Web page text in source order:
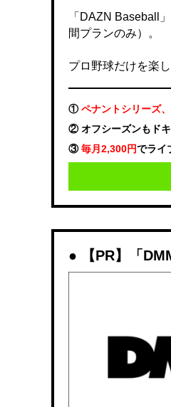
「DAZN Baseball」
間プランのみ）。
プロ野球だけを楽
①ペナントシリーズ
② オフシーズンもドキ
③毎月2,300円でライ
【PR】「